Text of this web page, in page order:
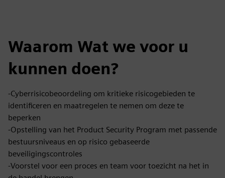
Waarom Wat we voor u
kunnen doen?
-Cyberrisicobeoordeling om kritieke risicogebieden te
identificeren en maatregelen te nemen om deze te
beperken
-Opstelling van het Product Security Program met passende
bestuursniveaus en op risico gebaseerde
beveiligingscontroles
-Voorstel voor een proces en team voor toezicht na het in